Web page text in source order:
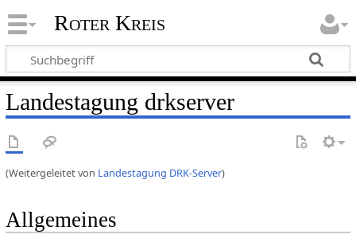
Roter Kreis
Landestagung drkserver
(Weitergeleitet von Landestagung DRK-Server)
Allgemeines